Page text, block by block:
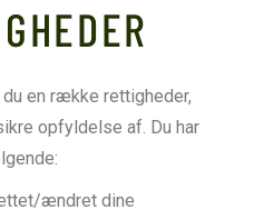
en række rettigheder,
opfyldelse af. Du har
ændret dine